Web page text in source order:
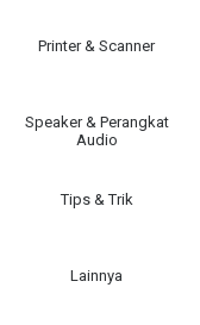
Printer & Scanner
Speaker & Perangkat
Audio
Tips & Trik
Lainnya